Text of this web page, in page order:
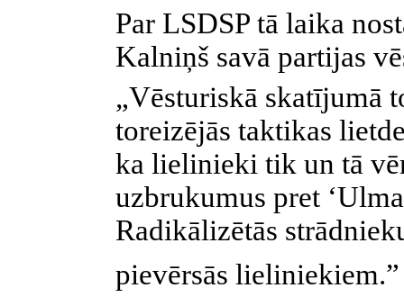
Par LSDSP tā laika
Kalniņš savā partijas
„Vēsturiskā skatījumā
toreizējās taktikas
ka lielinieki tik un tā
uzbrukumus pret
Radikālizētās
pievērsās